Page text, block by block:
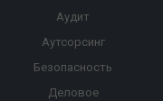
Аудит
Аутсорсинг
Безопасность
Деловое